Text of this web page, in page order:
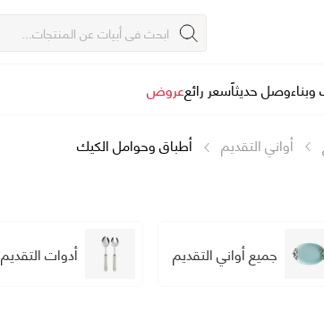
وصل حديثاًسعر رائععروض
أواني التقديم أطباق وحوامل الكيك
جميع أواني التقديم أدوات التقديم